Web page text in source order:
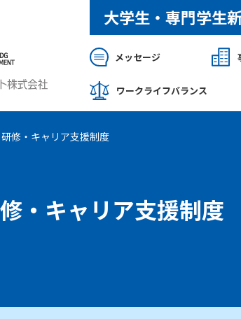
大学生・専門学生
メッセージ
ワークライフバランス
研修・キャリア支援制度
・キャリア支援制度